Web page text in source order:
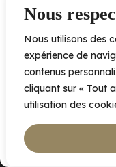
Nous
Nous utilisons des
expérience de
contenus
cliquant sur « Tout
utilisation des
et fonctions.